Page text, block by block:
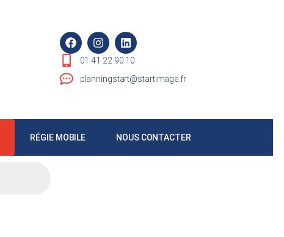
01 41 22 90 10
planningstart@startimage.fr
RÉGIE MOBILE NOUS CONTACTER